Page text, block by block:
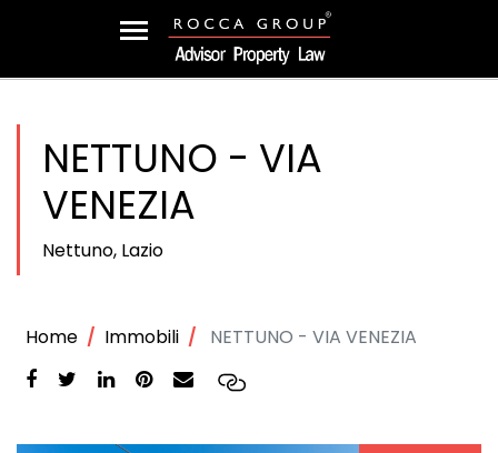
NETTUNO - VIA
VENEZIA
Nettuno, Lazio
Home Immobili NETTUNO - VIA VENEZIA